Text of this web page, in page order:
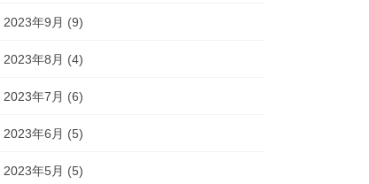
2023年9月 (9)
2023年8月 (4)
2023年7月 (6)
2023年6月 (5)
2023年5月 (5)